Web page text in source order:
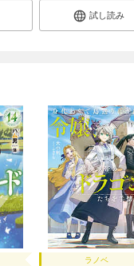
試し読み
ラノベ